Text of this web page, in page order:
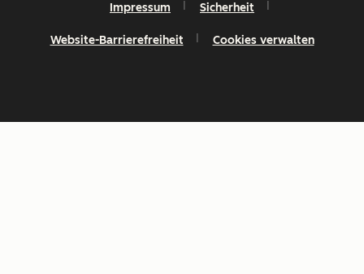
Impressum Sicherheit
Website-Barrierefreiheit Cookies verwalten